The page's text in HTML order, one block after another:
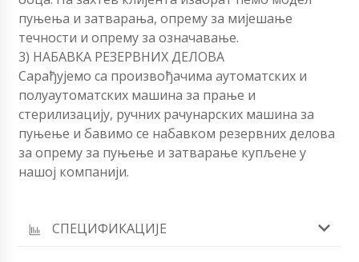
пуњења и затварања, опрему за мијешање
течности и опрему за означавање.
3) НАБАВКА РЕЗЕРВНИХ ДЕЛОВА
Сарађујемо са произвођачима аутоматских и
полуаутоматских машина за прање и
стерилизацију, ручних рачунарских машина за
пуњење и бавимо се набавком резервних делова
за опрему за пуњење и затварање купљене у
нашој компанији.
СПЕЦИФИКАЦИЈЕ